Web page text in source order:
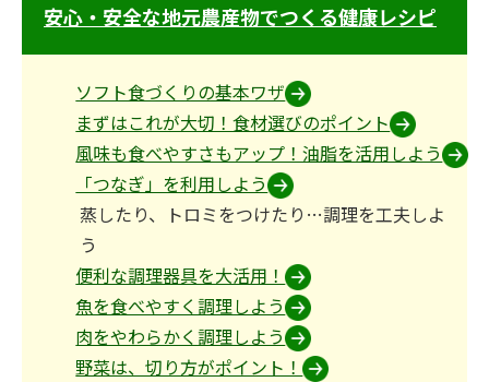
安心・安全な地元農産物でつくる健康レシピ
ソフト食づくりの基本ワザ
まずはこれが大切！食材選びのポイント
風味も食べやすさもアップ！油脂を活用しよう
「つなぎ」を利用しよう
蒸したり、トロミをつけたり…調理を工夫しよ
う
便利な調理器具を大活用！
魚を食べやすく調理しよう
肉をやわらかく調理しよう
野菜は、切り方がポイント！